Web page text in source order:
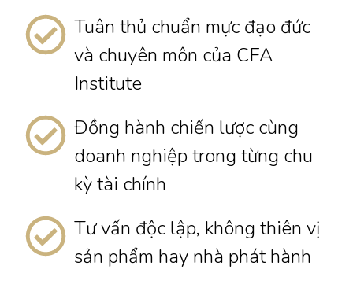
Tuân thủ chuẩn mực đạo đức
và chuyên môn của CFA
Institute
Đồng hành chiến lược cùng
doanh nghiệp trong từng chu
kỳ tài chính
Tư vấn độc lập, không thiên vị
sản phẩm hay nhà phát hành